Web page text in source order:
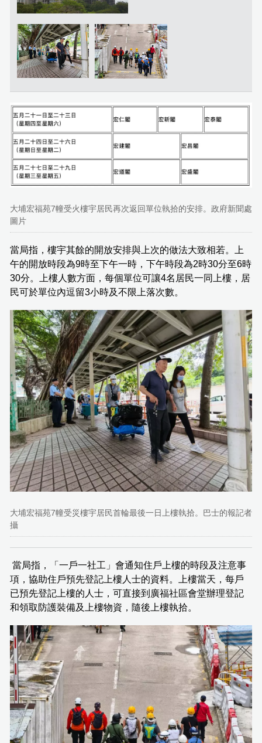
大埔宏福苑7幢受火樓宇居民再次返回單位執拾的安排。政府新聞處
圖片
當局指，樓宇其餘的開放安排與上次的做法大致相若。上
午的開放時段為9時至下午一時，下午時段為2時30分至6時
30分。上樓人數方面，每個單位可讓4名居民一同上樓，居
民可於單位內逗留3小時及不限上落次數。
大埔宏福苑7幢受災樓宇居民首輪最後一日上樓執拾。巴士的報記者
攝
當局指，「一戶一社工」會通知住戶上樓的時段及注意事
項，協助住戶預先登記上樓人士的資料。上樓當天，每戶
已預先登記上樓的人士，可直接到廣福社區會堂辦理登記
和領取防護裝備及上樓物資，隨後上樓執拾。